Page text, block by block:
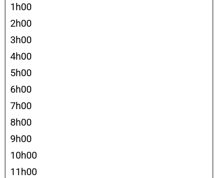
1h00
2h00
3h00
4h00
5h00
6h00
7h00
8h00
9h00
10h00
11h00